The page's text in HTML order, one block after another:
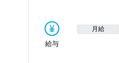
給与
月給